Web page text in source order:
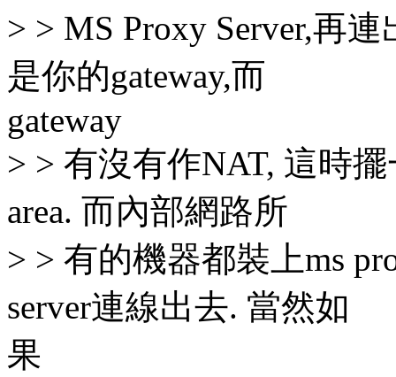
> > MS Proxy Server,再
是你的gateway,而
gateway
> > 有沒有作NAT, 這時
area. 而內部網路所
> > 有的機器都裝上ms
server連線出去. 當然如
果